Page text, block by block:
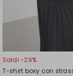
Saldi -29%
T-shirt boxy con